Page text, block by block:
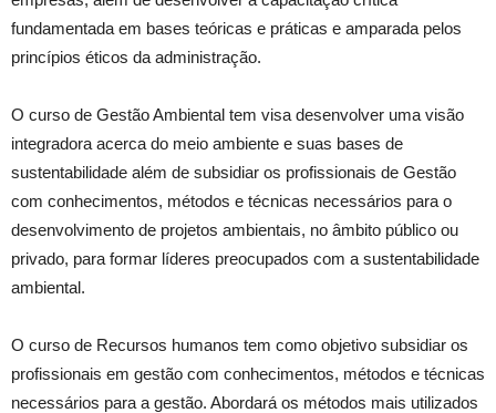
fundamentada em bases teóricas e práticas e amparada pelos
princípios éticos da administração.
O curso de Gestão Ambiental tem visa desenvolver uma visão
integradora acerca do meio ambiente e suas bases de
sustentabilidade além de subsidiar os profissionais de Gestão
com conhecimentos, métodos e técnicas necessários para o
desenvolvimento de projetos ambientais, no âmbito público ou
privado, para formar líderes preocupados com a sustentabilidade
ambiental.
O curso de Recursos humanos tem como objetivo subsidiar os
profissionais em gestão com conhecimentos, métodos e técnicas
necessários para a gestão. Abordará os métodos mais utilizados